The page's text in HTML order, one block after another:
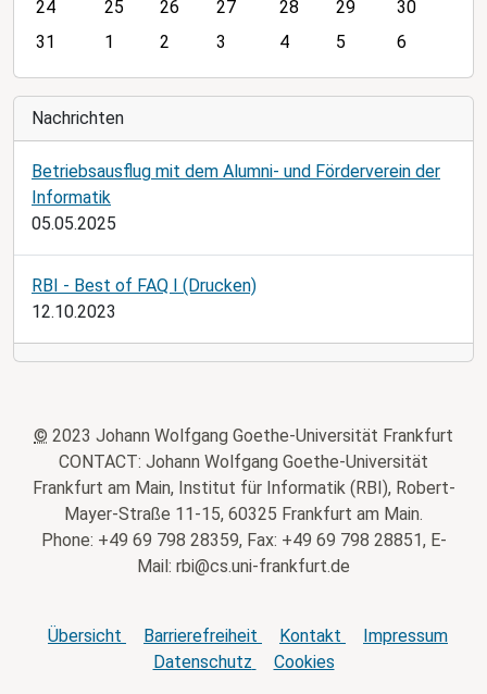
8
24
25 26 27 28 29
30
31
1 2 3 4 5 6
Nachrichten
Betriebsausflug mit dem Alumni- und Förderverein der
Informatik
05.05.2025
RBI - Best of FAQ I (Drucken)
12.10.2023
© 2023 Johann Wolfgang Goethe-Universität Frankfurt
CONTACT: Johann Wolfgang Goethe-Universität
Frankfurt am Main, Institut für Informatik (RBI), Robert-
Mayer-Straße 11-15, 60325 Frankfurt am Main.
Phone: +49 69 798 28359, Fax: +49 69 798 28851, E-
Mail: rbi@cs.uni-frankfurt.de
Übersicht Barrierefreiheit Kontakt
Impressum
Datenschutz
Cookies